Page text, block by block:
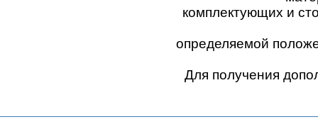
комплектующих и
определяемой
Для получения